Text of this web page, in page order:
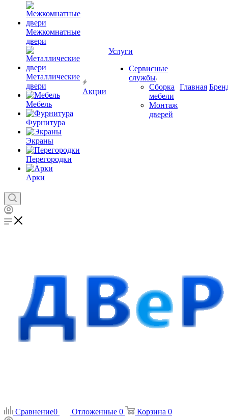
Межкомнатные
двери
Металлические
двери
Мебель
Фурнитура
Экраны
Перегородки
Арки
Акции
Услуги
Сервисные
службы
Сборка
мебели
Монтаж
дверей
Главная
Сравнение0 Отложенные 0 Корзина 0